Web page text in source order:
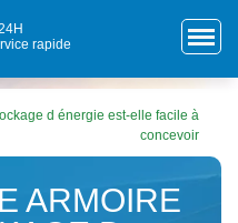
rapide
d énergie est-elle facile à
concevoir
ARMOIRE